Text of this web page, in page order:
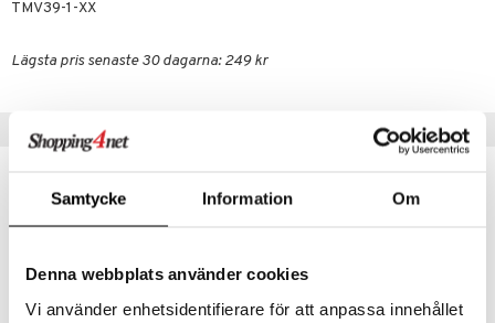
Samtycke Information Om
Denna webbplats använder cookies
Vi använder enhetsidentifierare för att anpassa innehållet
TMV39-1-XX
Lägsta pris senaste 30 dagarna: 249 kr
& Findus